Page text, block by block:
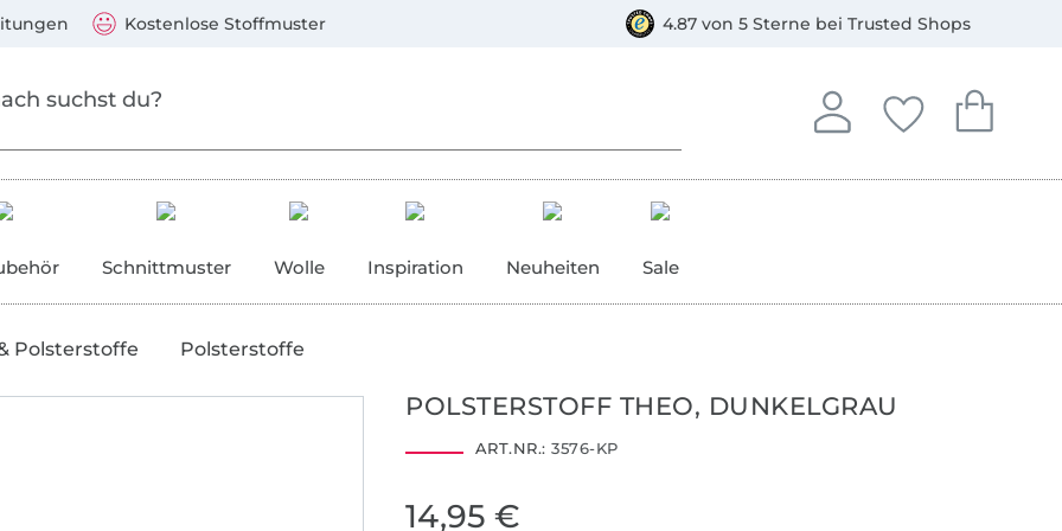
Kostenlose Stoffmuster 4.87 von 5 Sterne bei Trusted Shops
Anmelden
In deinem Konto
Deine
Du hast keine
Dein
Du hast
Schnittmuster Wolle Inspiration Neuheiten Sale
Polsterstoffe Polsterstoffe
POLSTERSTOFF THEO, DUNKELGRAU
ART.NR.: 3576-KP
14,95 €
Mastercard, PayPal, Giropay, Kauf auf Rechnung, Vorkasse